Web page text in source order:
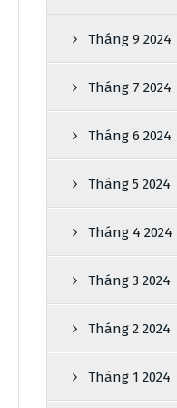
Tháng 9 2024
Tháng 7 2024
Tháng 6 2024
Tháng 5 2024
Tháng 4 2024
Tháng 3 2024
Tháng 2 2024
Tháng 1 2024